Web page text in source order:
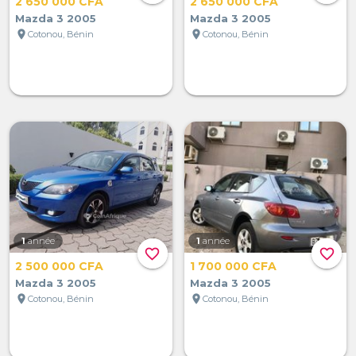
Mazda 3 2005
location_on Cotonou, Bénin
Mazda 3 2005
location_on Cotonou, Bénin
favorite_border
1 année
2 500 000 CFA
Mazda 3 2005
location_on Cotonou, Bénin
favorite_border
1 année
1 700 000 CFA
Mazda 3 2005
location_on Cotonou, Bénin